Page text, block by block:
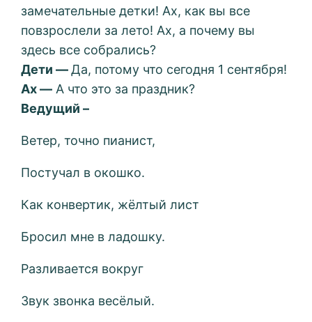
замечательные детки! Ах, как вы все
повзрослели за лето! Ах, а почему вы
здесь все собрались?
Дети —Да, потому что сегодня 1 сентября!
Ах — А что это за праздник?
Ведущий –
Ветер, точно пианист,
Постучал в окошко.
Как конвертик, жёлтый лист
Бросил мне в ладошку.
Разливается вокруг
Звук звонка весёлый.